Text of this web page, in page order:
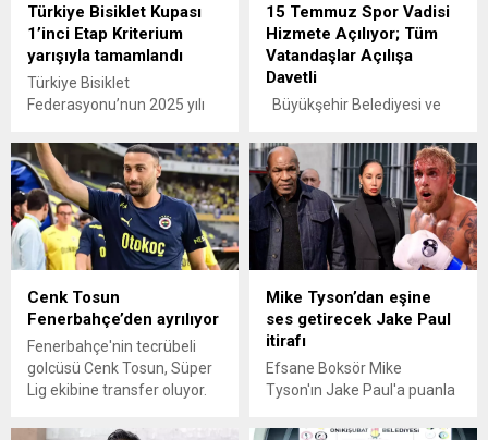
Türkiye Bisiklet Kupası
1’inci Etap Kriterium
yarışıyla tamamlandı
Türkiye Bisiklet
Federasyonu’nun 2025 yılı
Türkiye Kupası 1'inci Etap
Kriterium Yarışları,
Alanya’da bugün yapılan
son etapla tamamlandı.
Yarışlarda U15, U17, U19,
Büyük Kadınlar (BK) ve
kategorilerinde sporcular
kıyasıya mücadele etti.
15 Temmuz Spor Vadisi
Hizmete Açılıyor; Tüm
Vatandaşlar Açılışa
Davetli
Büyükşehir Belediyesi ve
Başkanlığı iş birliğiyle şehre
kazandırılan 15 Temmuz
Spor Vadisi, 19 Mayıs Salı
günü saat 13.00’da
düzenlenecek törenle
hizmete alınacak. Başkan
Anma, Gençlik ve Spor
Bayramı’nda
gerçekleştireceğimiz açılış
programımıza tüm
hemşehrilerimizi bekliyoruz”
Büyükşehir Belediyesi ile
Cenk Tosun
Fenerbahçe’den ayrılıyor
Fenerbahçe'nin tecrübeli
golcüsü Cenk Tosun, Süper
Lig ekibine transfer oluyor.
Fenerbahçe'ye transfer olan
Mike Tyson’dan eşine
ses getirecek Jake Paul
itirafı
Efsane Boksör Mike
Tyson'ın Jake Paul'a puanla
uzun süre dünya